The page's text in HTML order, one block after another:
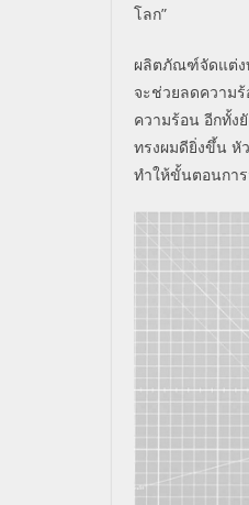
โลก”
ผลิตภัณฑ์จัดแต่ง
จะช่วยลดความ
ความร้อน อีกทั้ง
ทรงผมดียิ่งขึ้น หั
ทำให้ขั้นตอนการ